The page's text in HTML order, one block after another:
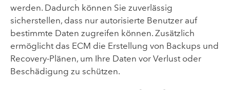
werden. Dadurch können Sie zuverlässig
sicherstellen, dass nur autorisierte Benutzer auf
bestimmte Daten zugreifen können. Zusätzlich
ermöglicht das ECM die Erstellung von Backups und
Recovery-Plänen, um Ihre Daten vor Verlust oder
Beschädigung zu schützen.